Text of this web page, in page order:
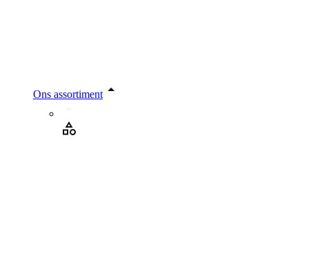
Ons assortiment